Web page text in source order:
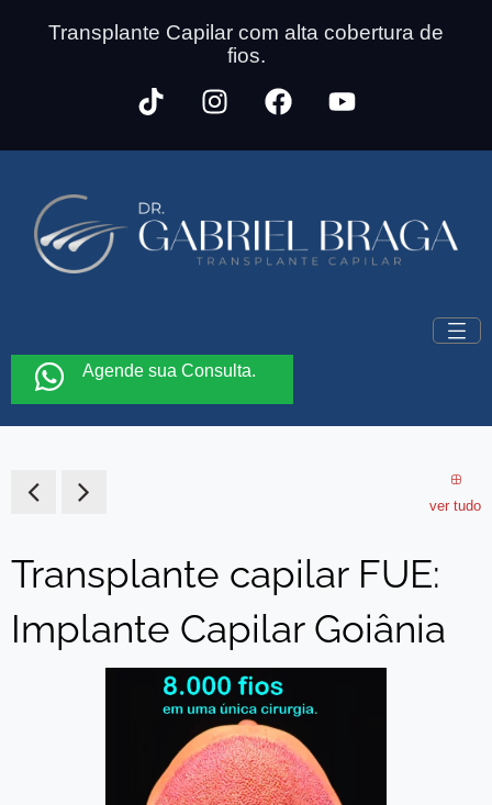
Transplante Capilar com alta cobertura de
fios.
Agende sua Consulta.
ver tudo
Transplante capilar FUE:
Implante Capilar Goiânia